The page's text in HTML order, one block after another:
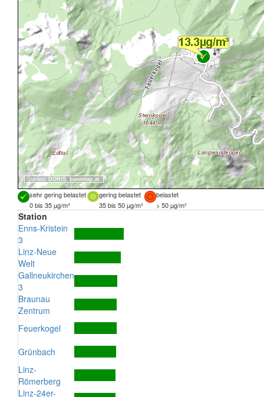
Quellen: DORIS, basemap.at
sehr gering belastet gering belastet
belastet
0 bis 35 µg/m³
35 bis 50 µg/m³ > 50 µg/m³
Station
Enns-Kristein
3
Linz-Neue
Welt
Gallneukirchen
3
Braunau
Zentrum
Feuerkogel
Grünbach
Linz-
Römerberg
Linz-24er-